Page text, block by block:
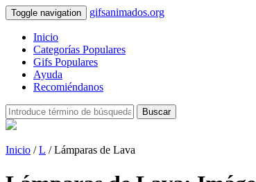
Toggle navigation gifsanimados.org
Inicio
Categorías Populares
Gifs Populares
Ayuda
Recomiéndanos
Buscar
Inicio /L / Lámparas de Lava